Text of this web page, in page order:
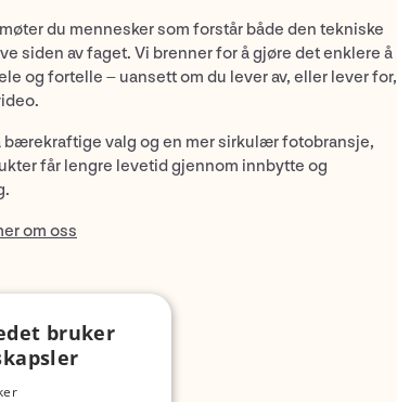
du mennesker som forstår både den tekniske
siden av faget. Vi brenner for å gjøre det enklere å
og fortelle – uansett om du lever av, eller lever for,
bærekraftige valg og en mer sirkulær fotobransje,
får lengre levetid gjennom innbytte og
om oss
bruker